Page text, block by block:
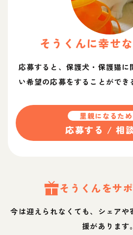
そう くんに幸せ
応募すると、保護犬・保護猫に
い希望の応募をすることができ
里親になるた
応募する / 相
そう くんをサ
今は迎えられなくても、シェアや
援があります。